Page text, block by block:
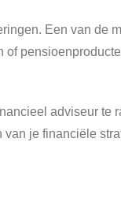
Een van de
adviseur te
je financiële